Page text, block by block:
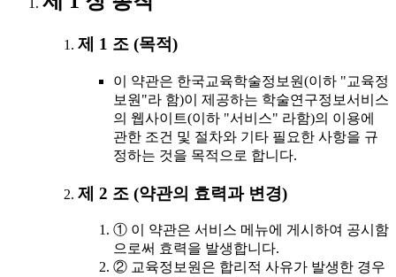
제 1 조 (목적)
이 약관은 한국교육학술정보원(이하 "교육정
보원"라 함)이 제공하는 학술연구정보서비스
의 웹사이트(이하 "서비스" 라함)의 이용에
관한 조건 및 절차와 기타 필요한 사항을 규
정하는 것을 목적으로 합니다.
제 2 조 (약관의 효력과 변경)
① 이 약관은 서비스 메뉴에 게시하여 공시함
으로써 효력을 발생합니다.
② 교육정보원은 합리적 사유가 발생한 경우